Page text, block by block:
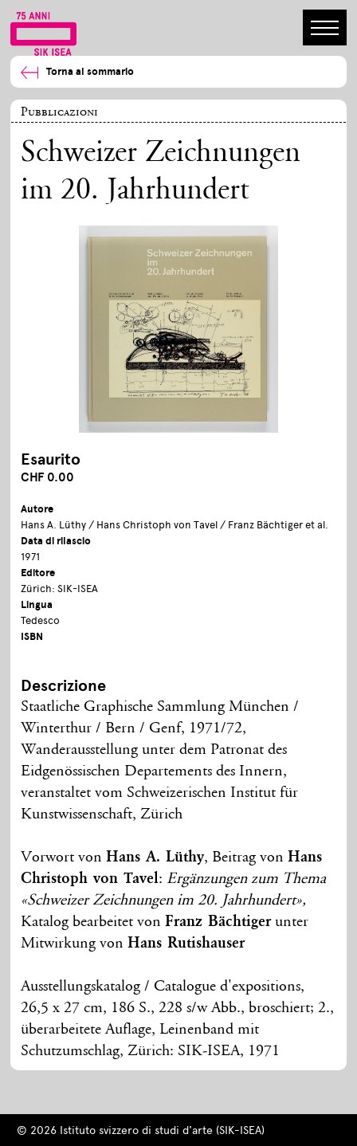
Torna al sommario
Pubblicazioni
Schweizer Zeichnungen
im 20. Jahrhundert
Esaurito
CHF 0.00
Autore
Hans A. Lüthy / Hans Christoph von Tavel / Franz Bächtiger et al.
Data di rilascio
1971
Editore
Zürich: SIK-ISEA
Lingua
Tedesco
ISBN
Descrizione
Staatliche Graphische Sammlung München /
Winterthur / Bern / Genf, 1971/72,
Wanderausstellung unter dem Patronat des
Eidgenössischen Departements des Innern,
veranstaltet vom Schweizerischen Institut für
Kunstwissenschaft, Zürich
Vorwort vonHans A. Lüthy, Beitrag vonHans
Christoph von Tavel:Ergänzungen zum Thema
«Schweizer Zeichnungen im 20. Jahrhundert»,
Katalog bearbeitet vonFranz Bächtigerunter
Mitwirkung vonHans Rutishauser
Ausstellungskatalog / Catalogue d'expositions,
26,5 x 27 cm, 186 S., 228 s/w Abb., broschiert; 2.,
überarbeitete Auflage, Leinenband mit
Schutzumschlag, Zürich: SIK-ISEA, 1971
© 2026 Istituto svizzero di studi d'arte (SIK-ISEA)